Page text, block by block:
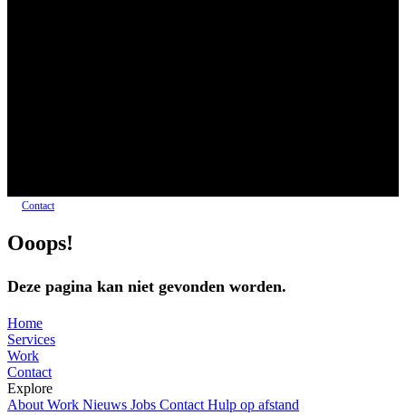
Contact
Ooops!
Deze pagina kan niet gevonden worden.
Home
Services
Work
Contact
Explore
About Work Nieuws Jobs Contact Hulp op afstand